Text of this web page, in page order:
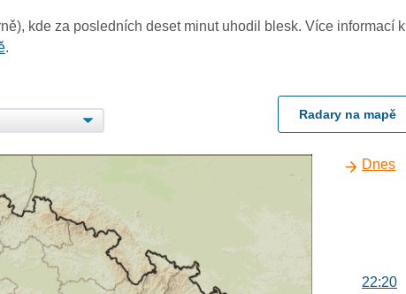
kde za posledních deset minut uhodil blesk. Více informací k
.
Radary na mapě
Dnes
22:20